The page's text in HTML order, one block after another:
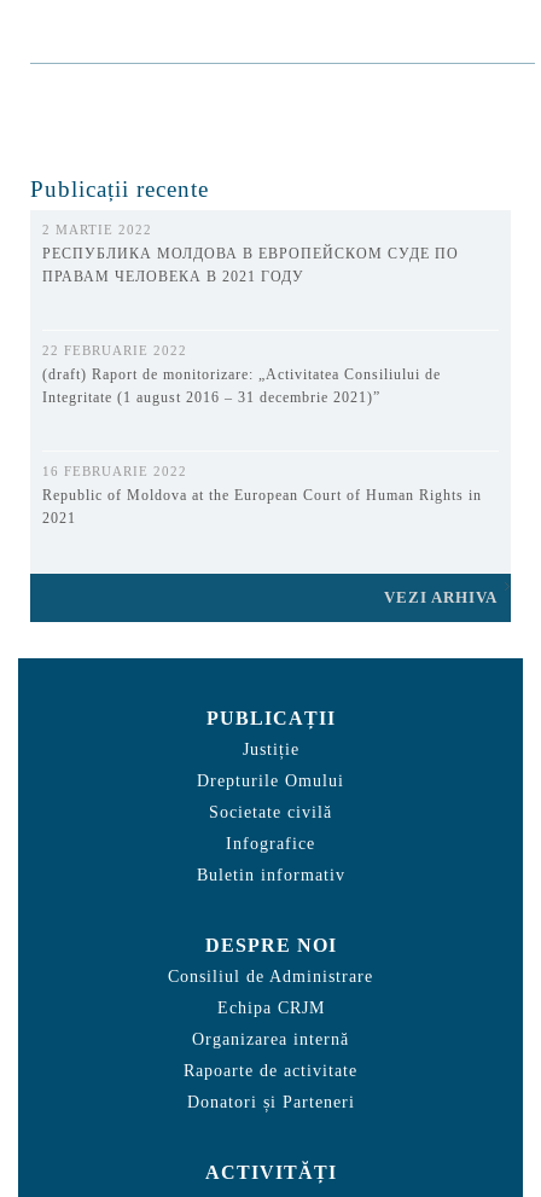
Publicații recente
2 MARTIE 2022
РЕСПУБЛИКА МОЛДОВА В ЕВРОПЕЙСКОМ СУДЕ ПО
ПРАВАМ ЧЕЛОВЕКА В 2021 ГОДУ
22 FEBRUARIE 2022
(draft) Raport de monitorizare: „Activitatea Consiliului de
Integritate (1 august 2016 – 31 decembrie 2021)”
16 FEBRUARIE 2022
Republic of Moldova at the European Court of Human Rights in
2021
VEZI ARHIVA
PUBLICAȚII
Justiție
Drepturile Omului
Societate civilă
Infografice
Buletin informativ
DESPRE NOI
Consiliul de Administrare
Echipa CRJM
Organizarea internă
Rapoarte de activitate
Donatori și Parteneri
ACTIVITĂȚI